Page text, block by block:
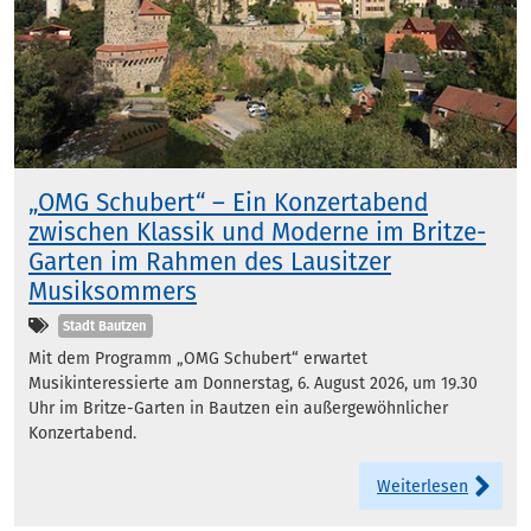
„OMG Schubert“ – Ein Konzertabend
zwischen Klassik und Moderne im Britze-
Garten im Rahmen des Lausitzer
Musiksommers
Kategorien
Stadt Bautzen
Mit dem Programm „OMG Schubert“ erwartet
Musikinteressierte am Donnerstag, 6. August 2026, um 19.30
Uhr im Britze-Garten in Bautzen ein außergewöhnlicher
Konzertabend.
Weiterlesen